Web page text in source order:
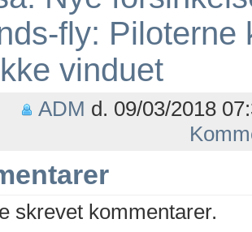
fly: Piloterne
vinduet
ADM d. 09/03/2018
skrevet kommentarer.